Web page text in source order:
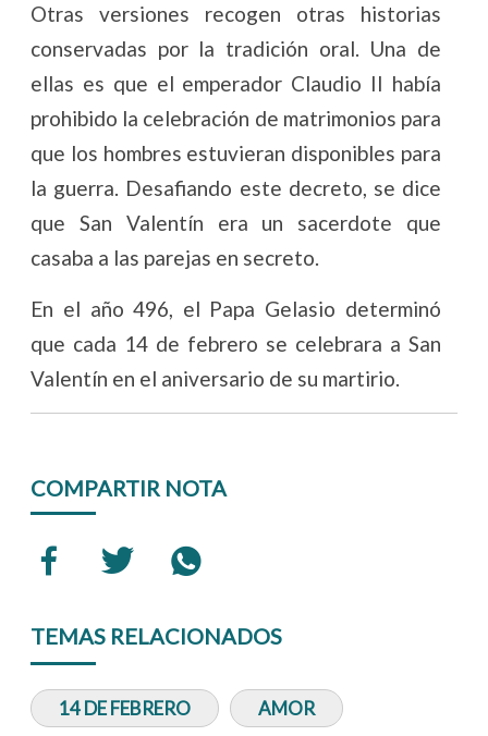
Otras versiones recogen otras historias
conservadas por la tradición oral. Una de
ellas es que el emperador Claudio II había
prohibido la celebración de matrimonios para
que los hombres estuvieran disponibles para
la guerra. Desafiando este decreto, se dice
que San Valentín era un sacerdote que
casaba a las parejas en secreto.
En el año 496, el Papa Gelasio determinó
que cada 14 de febrero se celebrara a San
Valentín en el aniversario de su martirio.
COMPARTIR NOTA
TEMAS RELACIONADOS
14 DE FEBRERO AMOR